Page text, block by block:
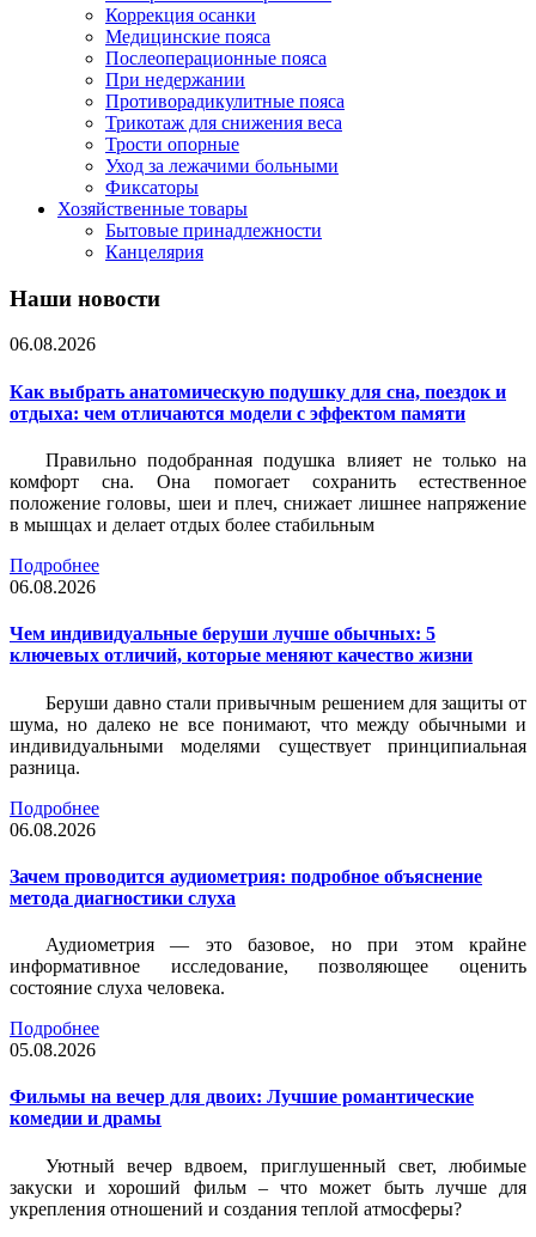
Коррекция осанки
Медицинские пояса
Послеоперационные пояса
При недержании
Противорадикулитные пояса
Трикотаж для снижения веса
Трости опорные
Уход за лежачими больными
Фиксаторы
Хозяйственные товары
Бытовые принадлежности
Канцелярия
Наши новости
06.08.2026
Как выбрать анатомическую подушку для сна, поездок и
отдыха: чем отличаются модели с эффектом памяти
Правильно подобранная подушка влияет не только на
комфорт сна. Она помогает сохранить естественное
положение головы, шеи и плеч, снижает лишнее напряжение
в мышцах и делает отдых более стабильным
Подробнее
06.08.2026
Чем индивидуальные беруши лучше обычных: 5
ключевых отличий, которые меняют качество жизни
Беруши давно стали привычным решением для защиты от
шума, но далеко не все понимают, что между обычными и
индивидуальными моделями существует принципиальная
разница.
Подробнее
06.08.2026
Зачем проводится аудиометрия: подробное объяснение
метода диагностики слуха
Аудиометрия — это базовое, но при этом крайне
информативное исследование, позволяющее оценить
состояние слуха человека.
Подробнее
05.08.2026
Фильмы на вечер для двоих: Лучшие романтические
комедии и драмы
Уютный вечер вдвоем, приглушенный свет, любимые
закуски и хороший фильм – что может быть лучше для
укрепления отношений и создания теплой атмосферы?